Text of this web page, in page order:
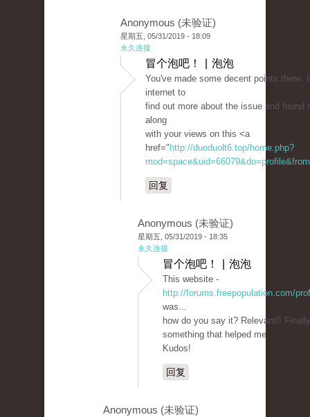
Anonymous (未验证)
星期五, 05/31/2019 - 18:09
永久连接
冒个泡吧！ | 泡泡
You've made some decent points there.
internet to
find out more about the issue and found
along
with your views on this <a
href=" http://duoduolt6.top/home.php?
回复
Anonymous (未验证)
星期五, 05/31/2019 - 18:35
永久连接
冒个泡吧！ | 泡泡
This website -
http://forums.freepopulation.com/
was...
how do you say it? Relevant!!
something that helped me.
Kudos!
回复
Anonymous (未验证)